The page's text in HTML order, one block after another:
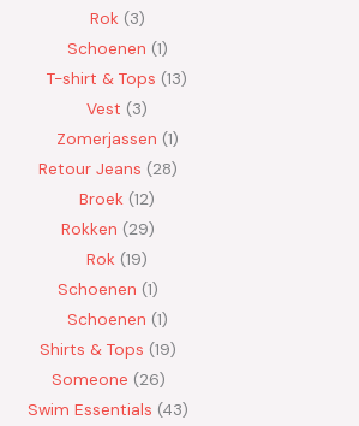
Rok 3
Schoenen 1
T-shirt & Tops 13
Vest
3
Zomerjassen 1
Retour Jeans
28
Broek 12
Rokken
29
Rok 19
Schoenen 1
Schoenen 1
Shirts & Tops 19
Someone 26
Swim Essentials 43